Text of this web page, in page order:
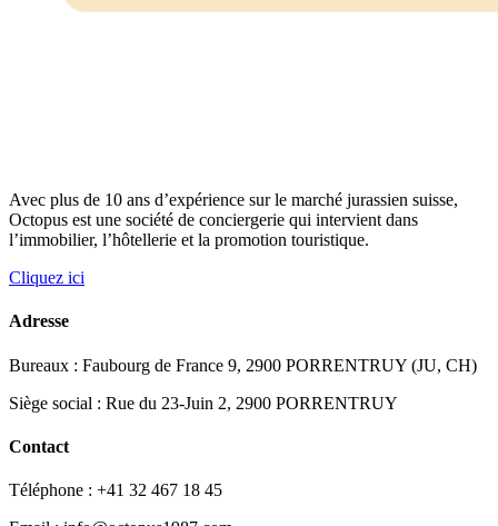
Avec plus de 10 ans d’expérience sur le marché jurassien suisse,
Octopus est une société de conciergerie qui intervient dans
l’immobilier, l’hôtellerie et la promotion touristique.
Cliquez ici
Adresse
Bureaux : Faubourg de France 9, 2900 PORRENTRUY (JU, CH)
Siège social : Rue du 23-Juin 2, 2900 PORRENTRUY
Contact
Téléphone : +41 32 467 18 45